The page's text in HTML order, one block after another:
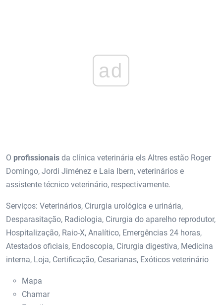
ad
O profissionais da clínica veterinária els Altres estão Roger
Domingo, Jordi Jiménez e Laia Ibern, veterinários e
assistente técnico veterinário, respectivamente.
Serviços: Veterinários, Cirurgia urológica e urinária,
Desparasitação, Radiologia, Cirurgia do aparelho reprodutor,
Hospitalização, Raio-X, Analítico, Emergências 24 horas,
Atestados oficiais, Endoscopia, Cirurgia digestiva, Medicina
interna, Loja, Certificação, Cesarianas, Exóticos veterinário
Mapa
Chamar